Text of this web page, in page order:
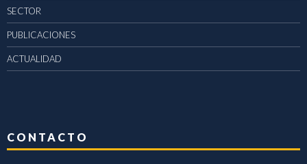
SECTOR
PUBLICACIONES
ACTUALIDAD
CONTACTO